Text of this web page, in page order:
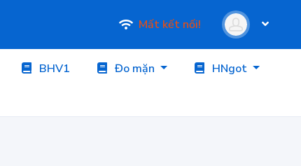
Mất kết nối!
BHV1 Đo mặn
HNgot